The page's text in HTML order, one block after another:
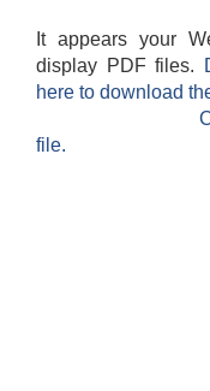
It appears your
display PDF files.
here to download
file.